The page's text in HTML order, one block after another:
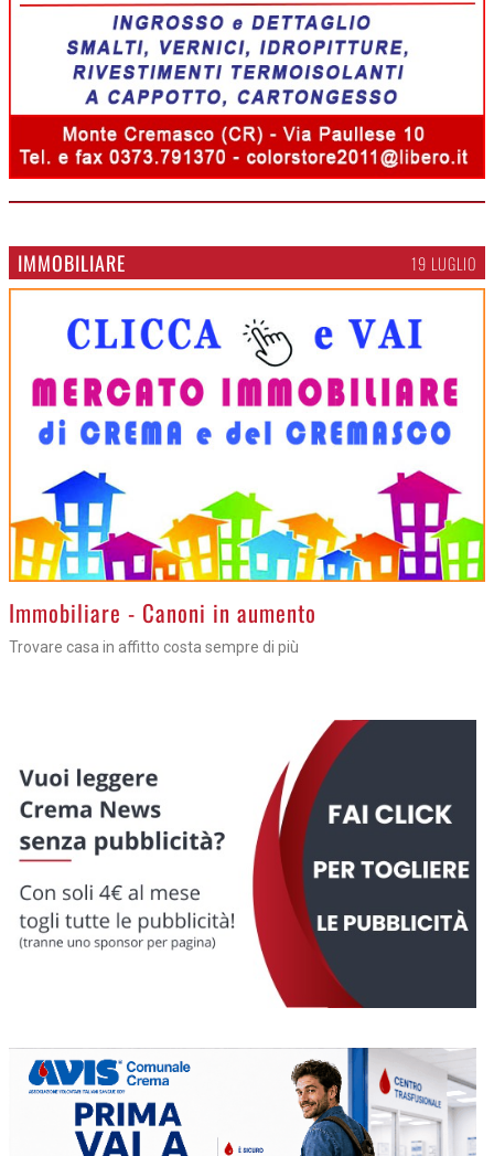
IMMOBILIARE 19 LUGLIO
>Immobiliare - Canoni in aumento
Trovare casa in affitto costa sempre di più